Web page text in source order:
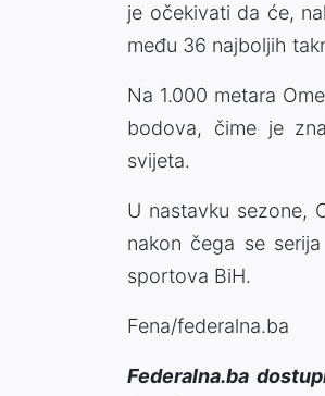
je očekivati da će,
među 36 najboljih
Na 1.000 metara
bodova, čime je
svijeta.
U nastavku sezone,
nakon čega se
sportova BiH.
Fena/federalna.ba
Federalna.ba